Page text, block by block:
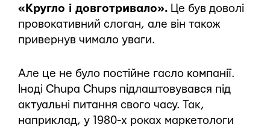
«Кругло і довготривало». Це був доволі
провокативний слоган, але він також
привернув чимало уваги.
Але це не було постійне гасло компанії.
Іноді Chupa Chups підлаштовувався під
актуальні питання свого часу. Так,
наприклад, у 1980-х роках маркетологи